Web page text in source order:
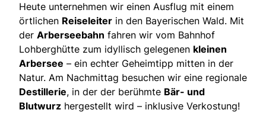
Heute unternehmen wir einen Ausflug mit einem
örtlichen Reiseleiter in den Bayerischen Wald. Mit
der Arberseebahn fahren wir vom Bahnhof
Lohberghütte zum idyllisch gelegenen kleinen
Arbersee – ein echter Geheimtipp mitten in der
Natur. Am Nachmittag besuchen wir eine regionale
Destillerie, in der der berühmte Bär- und
Blutwurz hergestellt wird – inklusive Verkostung!